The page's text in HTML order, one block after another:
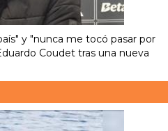
y "nunca me tocó pasar por
Coudet tras una nueva